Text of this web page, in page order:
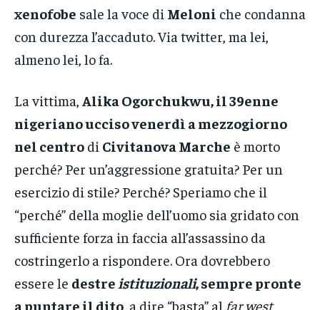
xenofobe sale la voce di Meloni che condanna
con durezza l’accaduto. Via twitter, ma lei,
almeno lei, lo fa.
La vittima, Alika Ogorchukwu, il 39enne
nigeriano ucciso venerdì a mezzogiorno
nel centro di Civitanova Marche è morto
perché? Per un’aggressione gratuita? Per un
esercizio di stile? Perché? Speriamo che il
“perché” della moglie dell’uomo sia gridato con
sufficiente forza in faccia all’assassino da
costringerlo a rispondere. Ora dovrebbero
essere le destre istituzionali, sempre pronte
a puntare il dito , a dire “basta” al far west